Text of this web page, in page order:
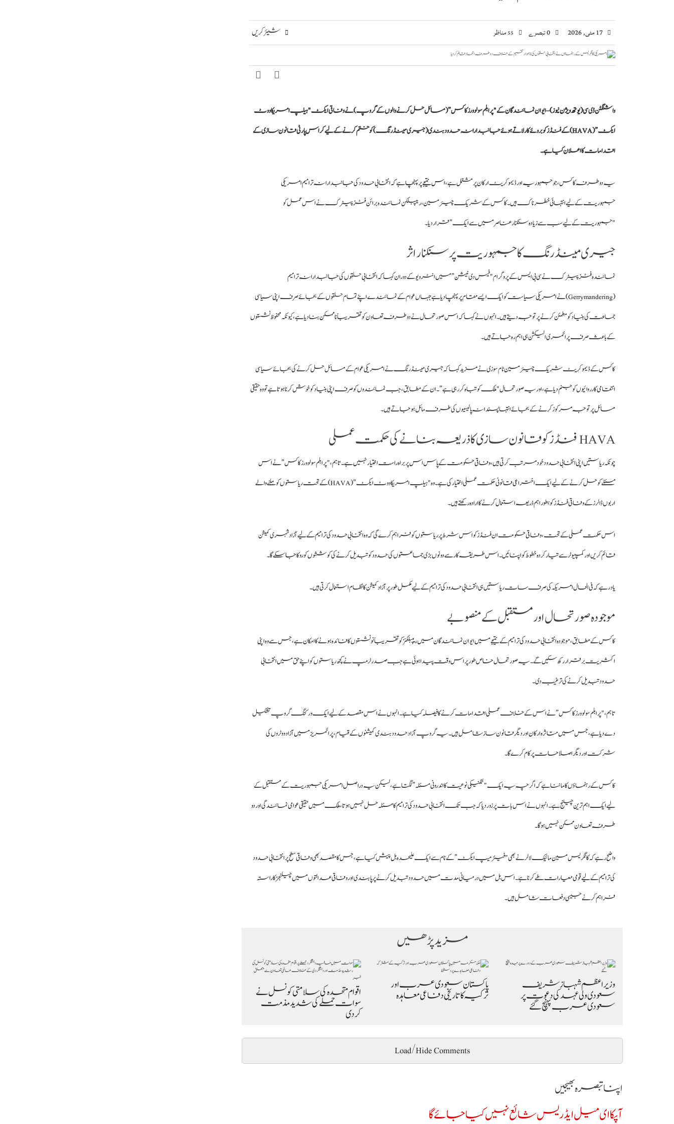
شیئر کریں 17 مئی, 2026 55مناظر
واشنگٹن ڈی سی(یوتھ ویژن نیوز)– ایوان نمائندگان کے "پرابلم سولوورز کاکس” (مسائل حل کرنے والوں کے گروپ) نے وفاقی ایکٹ "ہیلپ امریکا ووٹ
ایکٹ” (HAVA) کے فنڈز کو بروئے کار لاتے ہوئے جانبدارانہ حدود بندی (جیری مینڈرنگ) کو ختم کرنے کے لیے کراس پارٹی قانون سازی کے
اقدامات کا اعلان کیا ہے۔
یہ دو طرفہ کاکس، جو جمہوریہاور ڈیموکریٹ ارکان پر مشتمل ہے،اس نتیجے پر پہنچاہے کہ انتخابی حدود کی جانبدارانہ ترامیم امریکی
جمہوریت کے لیے انتہائی خطرناک ہیں۔ کاکس کے شریک چیئرمین، ریپبلکن نمائندہ برائن فٹزپیٹرک نے اس عمل کو
"جمہوریت کے لیے سب سے زیادہ سنکنار عناصر میں سے ایک” قرار دیا۔
جیری مینڈرنگ کا جمہوریت پر سنکنار اثر
نمائندہ فٹزپیٹرک نے سی بی ایس کے پروگرام "فیس دی نیشن” میں انٹرویو کے دوران کہا کہ انتخابی حلقوں کی جانبدارانہ ترامیم
(Gerrymandering) نے امریکی سیاست کو ایک ایسے مقام پر پہنچا دیا ہے جہاں عوام کے نمائندے اپنے تمام حلقوں کے بجائے صرف اپنی سیاسی
جماعت کی بنیاد کو مطمئن کرنے پر توجہ دیتے ہیں۔ انہوں نے کہا کہ اس صورتحال نے دو طرفہ تعاون کو تقریباً ناممکن بنا دیا ہے، کیونکہ محفوظ نشستوں
کے باعث صرف پرائمری الیکشن ہی اہم رہ جاتے ہیں۔
کاکس کے ڈیموکریٹ شریک چیئرمین ٹام سوزی نے مزید کہا کہ جیری مینڈرنگ نے امریکی عوام کے مسائل حل کرنے کی بجائے سیاسی
انتقامی کارروائیوں کو جنم دیا ہے، اور یہ صورتحال "ملک کو تباہ کر رہی ہے”۔ ان کے مطابق، جب نمائندوں کو صرف اپنی بنیاد کو خوش کرنا ہوتا ہے تو وہ حقیقی
مسائل پر توجہ مرکوز کرنے کے بجائے انتہا پسندانہ پالیسیوں کی طرف مائل ہو جاتے ہیں۔
HAVA فنڈز کو قانون سازی کا ذریعہ بنانے کی حکمت عملی
چونکہ ریاستیں اپنی انتخابی حدود خود مرتب کرتی ہیں، وفاقی حکومت کے پاس اس پر براہ راست اختیار نہیں ہے۔ تاہم، "پرابلم سولوورز کاکس” نے اس
مسئلے کو حل کرنے کے لیے ایک اختراعی قانونی حکمت عملی اختیار کی ہے۔ وہ "ہیلپ امریکا ووٹ ایکٹ” (HAVA) کے تحت ریاستوں کو ملنے والے
اربوں ڈالرز کے وفاقی فنڈز کو بطور اہم ذریعہ استعمال کرنے کا ارادہ رکھتے ہیں۔
اس حکمت عملی کے تحت، وفاقی حکومت ان فنڈز کو اس شرط پر ریاستوں کو فراہم کرے گی کہ وہ انتخابی حدود کی ترامیم کے لیے آزاد شہری کمیشن
قائم کریں اور کمپیوٹر سے تیار کردہ خطوط کو اپنائیں۔ اس طریقہ کار سے دونوں بڑی جماعتوں کی حدود کو تبدیل کرنے کی کوششوں کو روکا جا سکے گا۔
یاد رہے کہ فی الحال امریکہ کی صرف سات ریاستیں ہی انتخابی حدود کی ترامیم کے لیے مکمل طور پر آزاد کمیشن کا نظام استعمال کرتی ہیں۔
موجودہ صورتحال اور مستقبل کے منصوبے
کاکس کے مطابق، موجودہ انتخابی حدود کی ترامیم کے نتیجے میں ایوان نمائندگان میں ریپبلکنز کو تقریباً نو نشستوں کا فائدہ ہونے کا امکان ہے، جس سے وہ اپنی
اکثریت برقرار رکھ سکیں گے۔ یہ صورتحال خاص طور پر اس وقت پیدا ہوئی ہے جب صدر ٹرمپ نے کچھ ریاستوں کو اپنے حق میں انتخابی
حدود تبدیل کرنے کی ترغیب دی۔
تاہم، "پرابلم سولوورز کاکس” نے اس کے خلاف عملی اقدامات کرنے کا فیصلہ کیا ہے۔ انہوں نے اس مقصد کے لیے ایک ورکنگ گروپ تشکیل
دے دیا ہے، جس میں متاثرہ ارکان اور دیگر قانون ساز شامل ہیں۔ یہ گروپ آزاد حدود بندی کمیشنوں کے قیام، پرائمریز میں آزاد ووٹروں کی
شرکت اور دیگر اصلاحات پر کام کرے گا۔
کاکس کے رہنماؤں کا ماننا ہے کہ اگرچہ یہ ایک "تکنیکی نوعیت کا اندرونی مسئلہ” لگتا ہے، لیکن یہ دراصل امریکی جمہوریت کے مستقبل کے
لیے ایک اہم ترین چیلنج ہے۔ انہوں نے اس بات پر زور دیا کہ جب تک انتخابی حدود کی ترامیم کا مسئلہ حل نہیں ہوتا، ملک میں حقیقی عوامی نمائندگی اور دو
طرفہ تعاون ممکن نہیں ہو گا۔
واضح رہے کہ کانگریس مین مائیک لالر نے بھی "فیئر میپ ایکٹ” کے نام سے ایک علیحدہ بل پیش کیا ہے، جس کا مقصد بھی وفاقی سطح پر انتخابی حدود
کی ترامیم کے لیے قومی معیارات طے کرنا ہے۔ اس بل میں درمیانی مدت میں حدود تبدیل کرنے پر پابندی اور وفاقی عدالتوں میں چیلنجز کا راستہ
فراہم کرنے جیسی دفعات شامل ہیں۔
مزید پڑھیں
اقوام متحدہ کی سلامتی کونسل نے
سوات حملے کی شدید مذمت
کردی
پاکستان سعودی عرب اور
ترکیہ کا تاریخی دفاعی معاہدہ
وزیراعظم شہباز شریف
سعودی ولی عہد کی دعوت پر
سعودی عرب پہنچ گئے
Load/Hide Comments
اپنا تبصرہ بھیجیں
آپکا ای میل ایڈریس شائع نہیں کیا جائے گا